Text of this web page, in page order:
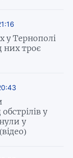
у Тернополі
них троє
у
у